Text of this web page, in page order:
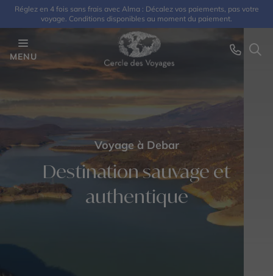
Réglez en 4 fois sans frais avec Alma : Décalez vos paiements, pas votre
voyage. Conditions disponibles au moment du paiement.
MENU
Voyage à Debar
Destination sauvage et
authentique